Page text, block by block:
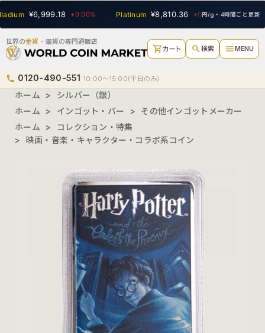
¥6,999.18 +0.00% Platinum ¥8,810.36 +0.00% Gold
円/g・4時間ごと更新
世界の金貨 ・銀貨の専門通販店
shopping_cartカート search検索 menuMENU
phone 0120-490-551 10:00〜15:00(平日のみ)
ホーム >
シルバー（銀）
ホーム
> インゴット・バー >
その他インゴットメーカー
ホーム
>
コレクション・特集
>
映画・音楽・キャラクター・コラボ系コイン
SEARCH